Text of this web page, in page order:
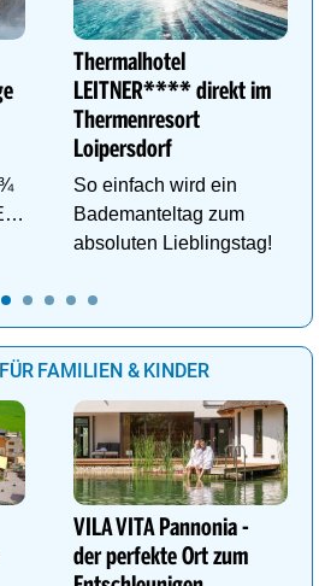
Thermalhotel
LEITNER**** direkt im
Thermenresort
Loipersdorf
So einfach wird ein
Bademanteltag zum
absoluten Lieblingstag!
FAMILIEN & KINDER
VILA VITA Pannonia -
der perfekte Ort zum